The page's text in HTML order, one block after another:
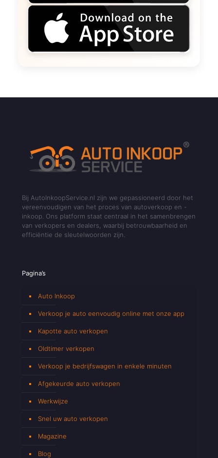
Bij AutoInkoopService.nl zijn we gepassioneerd door het
vereenvoudigen van het proces van autoverkoop en -
inkoop. Ons platform staat centraal in het samenbrengen
van verkopers en dealers, waarbij betrouwbaarheid en
efficiëntie de sleutelwoorden zijn.
Pagina’s
Auto Inkoop
Verkoop je auto eenvoudig online met onze app
Kapotte auto verkopen
Oldtimer verkopen
Verkoop je bedrijfswagen in enkele minuten
Afgekeurde auto verkopen
Werkwijze
Snel uw auto verkopen
Magazine
Blog